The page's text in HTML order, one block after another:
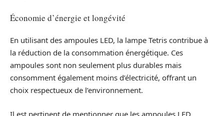
Économie d’énergie et longévité
En utilisant des ampoules LED, la lampe Tetris contribue à
la réduction de la consommation énergétique. Ces
ampoules sont non seulement plus durables mais
consomment également moins d’électricité, offrant un
choix respectueux de l’environnement.
Il est pertinent de mentionner que les ampoules LED